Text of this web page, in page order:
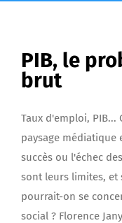
PIB, le
brut
Taux d'emploi,
paysage
succès ou l'échec
sont leurs limites, et
pourrait-on se
social ? Florence